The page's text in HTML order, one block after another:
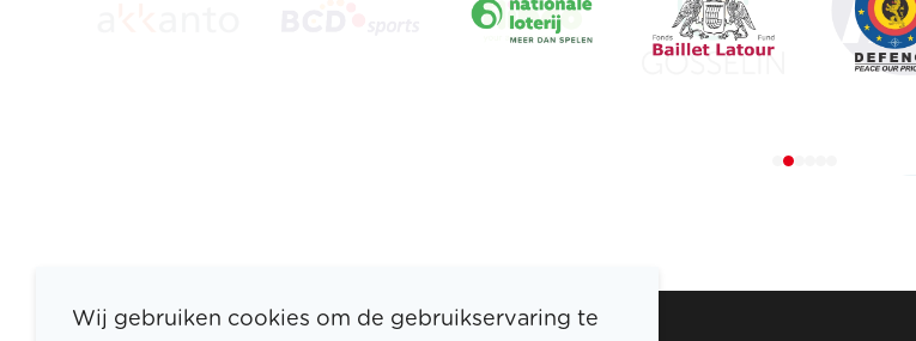
Wij gebruiken cookies om de gebruikservaring te